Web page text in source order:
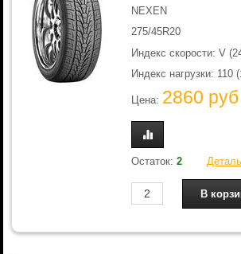
NEXEN
275/45R20
Индекс скорости: V
Индекс нагрузки: 110
Цена: 2860 руб
Остаток:2